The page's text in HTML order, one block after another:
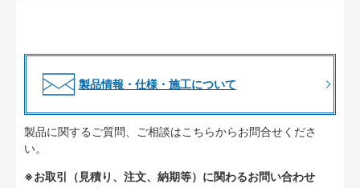
製品情報・仕様・施工について
製品に関するご質問、ご相談はこちらからお問合せくださ
い。
※お取引（見積り、注文、納期等）に関わるお問い合わせ